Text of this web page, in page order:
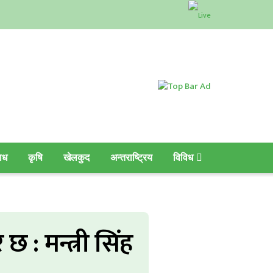
कृषि खेलकुद अन्तराष्ट्रिय विविध
: मन्त्री सिंह